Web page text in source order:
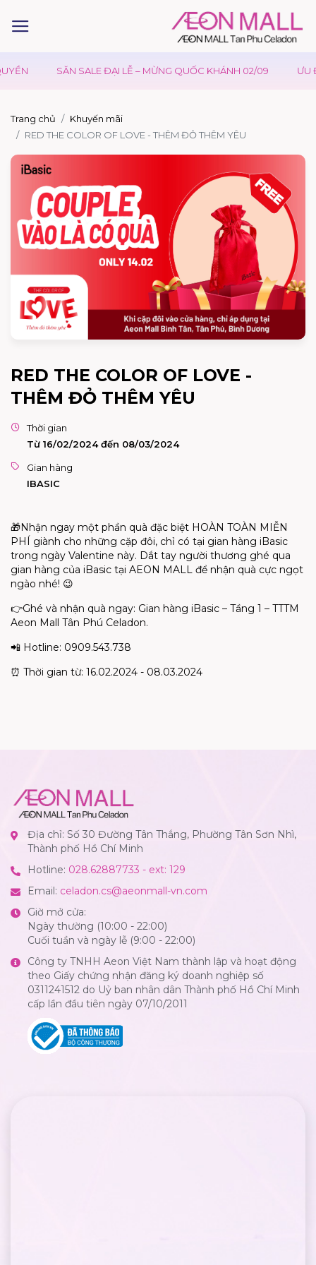
SĂN SALE ĐẠI LỄ – MỪNG QUỐC KHÁNH 02/09 ƯU
Trang chủ
Khuyến mãi
RED THE COLOR OF LOVE - THÊM ĐỎ THÊM YÊU
RED THE COLOR OF LOVE -
THÊM ĐỎ THÊM YÊU
Thời gian
Từ 16/02/2024 đến 08/03/2024
Gian hàng
IBASIC
🎁Nhận ngay một phần quà đặc biệt HOÀN TOÀN MIỄN
PHÍ giành cho những cặp đôi, chỉ có tại gian hàng iBasic
trong ngày Valentine này. Dắt tay người thương ghé qua
gian hàng của iBasic tại AEON MALL để nhận quà cực ngọt
ngào nhé! 😉
👉Ghé và nhận quà ngay: Gian hàng iBasic – Tầng 1 – TTTM
Aeon Mall Tân Phú Celadon.
📲 Hotline: 0909.543.738
⏰ Thời gian từ: 16.02.2024 - 08.03.2024
Địa chỉ: Số 30 Đường Tân Thắng, Phường Tân Sơn Nhì,
Thành phố Hồ Chí Minh
Hotline: 028.62887733 - ext: 129
Email: celadon.cs@aeonmall-vn.com
Giờ mở cửa:
Ngày thường (10:00 - 22:00)
Cuối tuần và ngày lễ (9:00 - 22:00)
Công ty TNHH Aeon Việt Nam thành lập và hoạt động
theo Giấy chứng nhận đăng ký doanh nghiệp số
0311241512 do Uỷ ban nhân dân Thành phố Hồ Chí Minh
cấp lần đầu tiên ngày 07/10/2011